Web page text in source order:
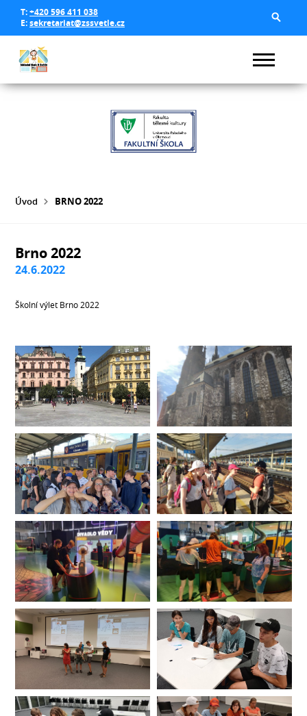
T:+420 596 411 038
E:sekretariat@zssvetle.cz
Úvod BRNO 2022
Brno 2022
24.6.2022
Školní výlet Brno 2022